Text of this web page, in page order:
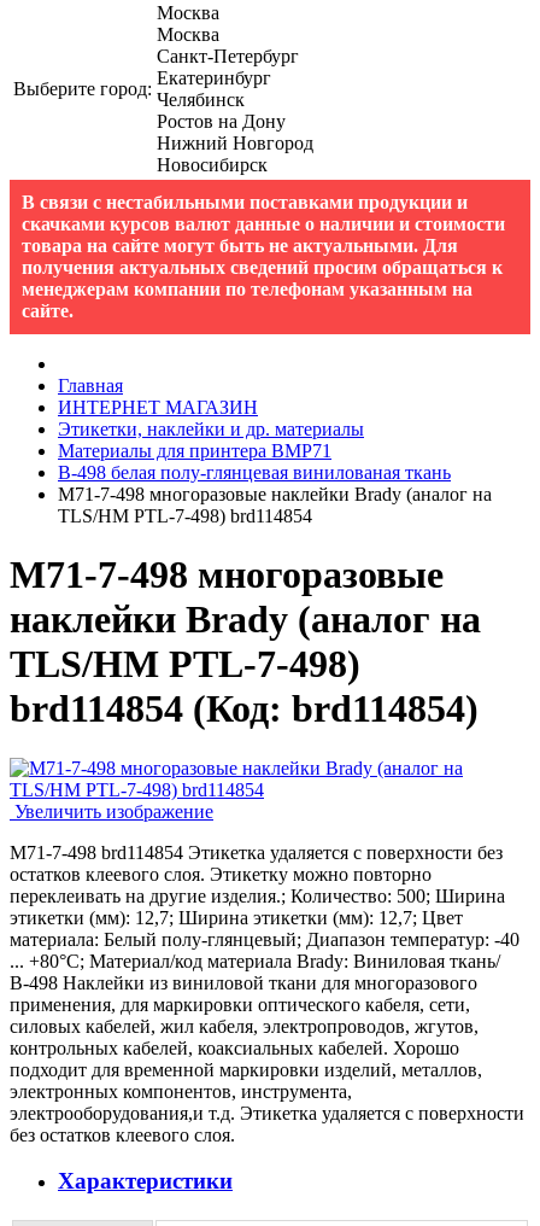
Выберите город:
Москва
Москва
Санкт-Петербург
Екатеринбург
Челябинск
Ростов на Дону
Нижний Новгород
Новосибирск
В связи с нестабильными поставками продукции и
скачками курсов валют данные о наличии и стоимости
товара на сайте могут быть не актуальными. Для
получения актуальных сведений просим обращаться к
менеджерам компании по телефонам указанным на
сайте.
Главная
ИНТЕРНЕТ МАГАЗИН
Этикетки, наклейки и др. материалы
Материалы для принтера BMP71
B-498 белая полу-глянцевая винилованая ткань
M71-7-498 многоразовые наклейки Brady (аналог на
TLS/HM PTL-7-498) brd114854
M71-7-498 многоразовые
наклейки Brady (аналог на
TLS/HM PTL-7-498)
brd114854 (Код: brd114854)
Увеличить изображение
M71-7-498 brd114854 Этикетка удаляется с поверхности без
остатков клеевого слоя. Этикетку можно повторно
переклеивать на другие изделия.; Количество: 500; Ширина
этикетки (мм): 12,7; Ширина этикетки (мм): 12,7; Цвет
материала: Белый полу-глянцевый; Диапазон температур: -40
... +80°С; Материал/код материала Brady: Виниловая ткань/
В-498 Наклейки из виниловой ткани для многоразового
применения, для маркировки оптического кабеля, сети,
силовых кабелей, жил кабеля, электропроводов, жгутов,
контрольных кабелей, коаксиальных кабелей. Хорошо
подходит для временной маркировки изделий, металлов,
электронных компонентов, инструмента,
электрооборудования,и т.д. Этикетка удаляется с поверхности
без остатков клеевого слоя.
Характеристики